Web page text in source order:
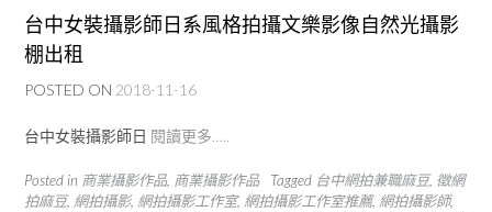
台中女裝攝影師日系風格拍攝文樂影像自然光攝影
棚出租
POSTED ON 2018-11-16
台中女裝攝影師日 閱讀更多…..
Posted in 商業攝影作品, 商業攝影作品 Tagged 台中網拍兼職麻豆, 徵網
拍麻豆, 網拍攝影, 網拍攝影工作室, 網拍攝影工作室推薦, 網拍攝影師,